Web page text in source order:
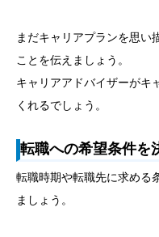
まだキャリアプランを思い
ことを伝えましょう。
キャリアアドバイザーがキ
くれるでしょう。
転職への希望条件を
転職時期や転職先に求める
ましょう。